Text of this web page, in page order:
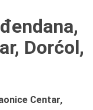
Dorćol,
Centar,